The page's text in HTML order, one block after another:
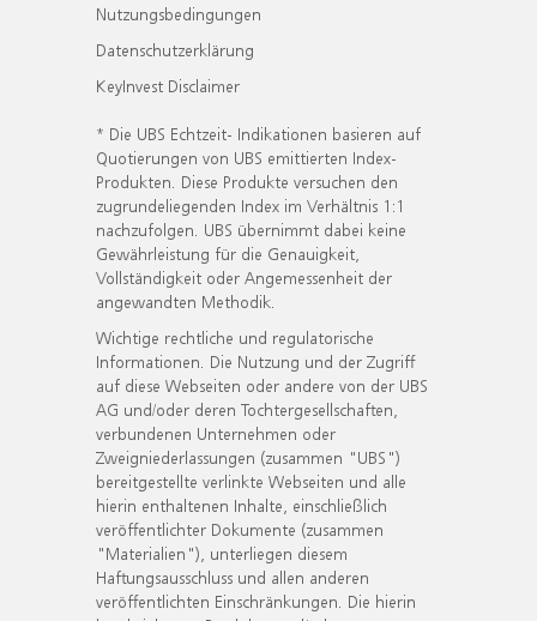
Nutzungsbedingungen
Datenschutzerklärung
KeyInvest Disclaimer
* Die UBS Echtzeit- Indikationen basieren auf
Quotierungen von UBS emittierten Index-
Produkten. Diese Produkte versuchen den
zugrundeliegenden Index im Verhältnis 1:1
nachzufolgen. UBS übernimmt dabei keine
Gewährleistung für die Genauigkeit,
Vollständigkeit oder Angemessenheit der
angewandten Methodik.
Wichtige rechtliche und regulatorische
Informationen. Die Nutzung und der Zugriff
auf diese Webseiten oder andere von der UBS
AG und/oder deren Tochtergesellschaften,
verbundenen Unternehmen oder
Zweigniederlassungen (zusammen "UBS")
bereitgestellte verlinkte Webseiten und alle
hierin enthaltenen Inhalte, einschließlich
veröffentlichter Dokumente (zusammen
"Materialien"), unterliegen diesem
Haftungsausschluss und allen anderen
veröffentlichten Einschränkungen. Die hierin